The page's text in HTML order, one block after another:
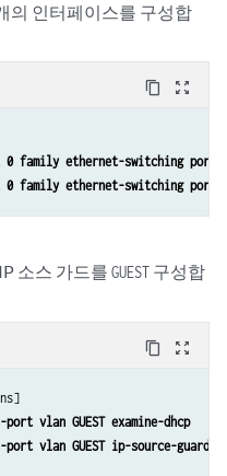
의 인터페이스를 구성합
content_copy zoom_out_map
family ethernet-switching port-
family ethernet-switching port-
소스 가드를GUEST 구성합
content_copy zoom_out_map
port vlan
port vlan